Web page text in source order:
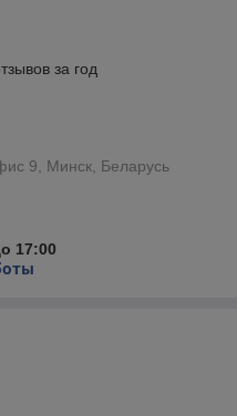
за год
9, Минск, Беларусь
17:00